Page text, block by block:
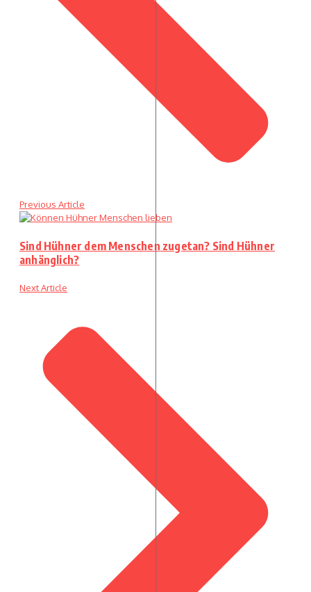
Previous Article
Sind Hühner dem Menschen zugetan? Sind Hühner
anhänglich?
Next Article